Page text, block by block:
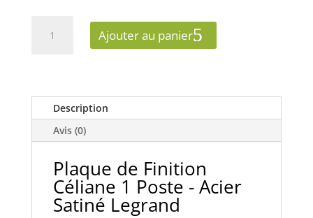
céliane
1
poste
satiné
CP1801
Ajouter au panier
Description
Avis (0)
Plaque de Finition
Céliane 1 Poste - Acier
Satiné Legrand